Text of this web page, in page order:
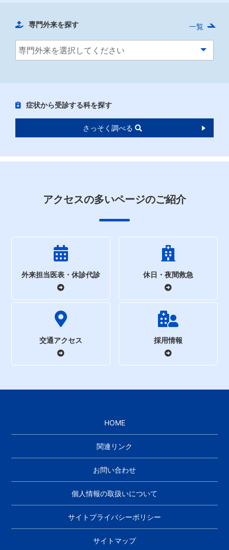
専門外来を探す 一覧
症状から受診する科を探す
さっそく調べる
アクセスの多いページのご紹介
外来担当医表・休診代診 休日・夜間救急
交通アクセス 採用情報
HOME
関連リンク
お問い合わせ
個人情報の取扱いについて
サイトプライバシーポリシー
サイトマップ